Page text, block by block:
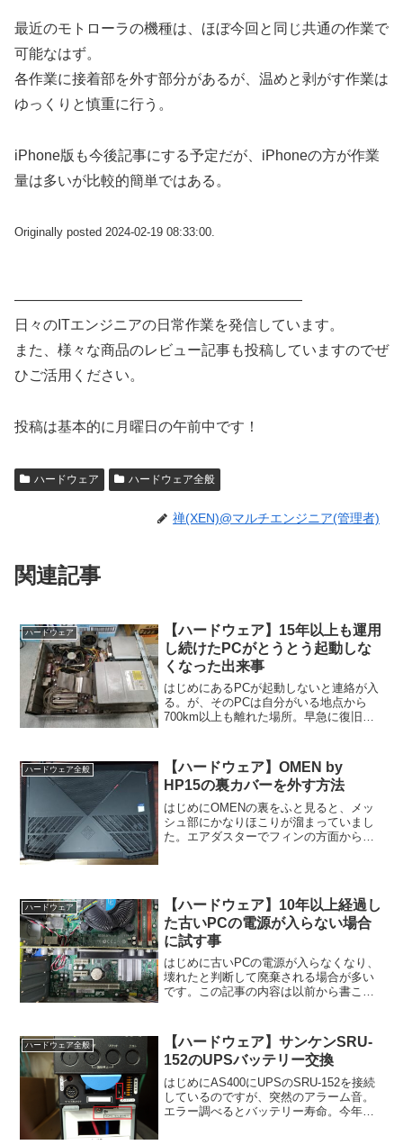
最近のモトローラの機種は、ほぼ今回と同じ共通の作業で
可能なはず。
各作業に接着部を外す部分があるが、温めと剥がす作業は
ゆっくりと慎重に行う。
iPhone版も今後記事にする予定だが、iPhoneの方が作業
量は多いが比較的簡単ではある。
Originally posted 2024-02-19 08:33:00.
————————————————————
日々のITエンジニアの日常作業を発信しています。
また、様々な商品のレビュー記事も投稿していますのでぜ
ひご活用ください。
投稿は基本的に月曜日の午前中です！
ハードウェア ハードウェア全般
禅(XEN)@マルチエンジニア(管理者)
関連記事
ハードウェア
【ハードウェア】15年以上も運用
し続けたPCがとうとう起動しな
くなった出来事
はじめにあるPCが起動しないと連絡が入
る。が、そのPCは自分がいる地点から
700km以上も離れた場所。早急に復旧し
や写真を入手した。原因と対策電源投入
後からモニタに一切...
ハードウェア全般
【ハードウェア】OMEN by
HP15の裏カバーを外す方法
はじめにOMENの裏をふと見ると、メッ
シュ部にかなりほこりが溜まっていまし
た。エアダスターでフィンの方面から清
ハードウェア
【ハードウェア】10年以上経過し
た古いPCの電源が入らない場合
に試す事
はじめに古いPCの電源が入らなくなり、
壊れたと判断して廃棄される場合が多い
です。この記事の内容は以前から書こう
した。まず起動しないPCを廃棄される前
に、試して頂きたい事...
ハードウェア全般
【ハードウェア】サンケンSRU-
152のUPSバッテリー交換
はじめにAS400にUPSのSRU-152を接続
しているのですが、突然のアラーム音。
エラー調べるとバッテリー寿命。今年に